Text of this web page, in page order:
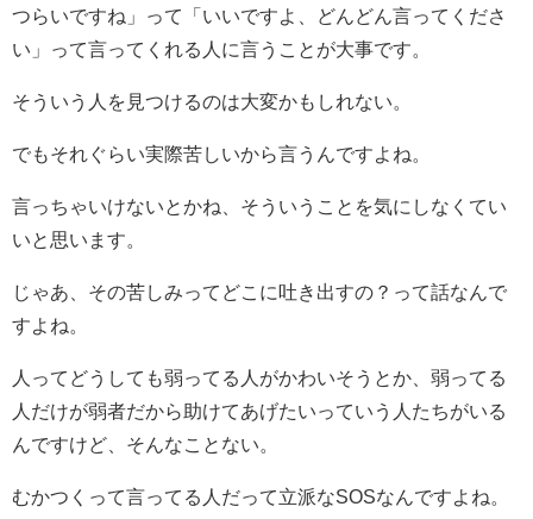
つらいですね」って「いいですよ、どんどん言ってくださ
い」って言ってくれる人に言うことが大事です。
そういう人を見つけるのは大変かもしれない。
でもそれぐらい実際苦しいから言うんですよね。
言っちゃいけないとかね、そういうことを気にしなくてい
いと思います。
じゃあ、その苦しみってどこに吐き出すの？って話なんで
すよね。
人ってどうしても弱ってる人がかわいそうとか、弱ってる
人だけが弱者だから助けてあげたいっていう人たちがいる
んですけど、そんなことない。
むかつくって言ってる人だって立派なSOSなんですよね。